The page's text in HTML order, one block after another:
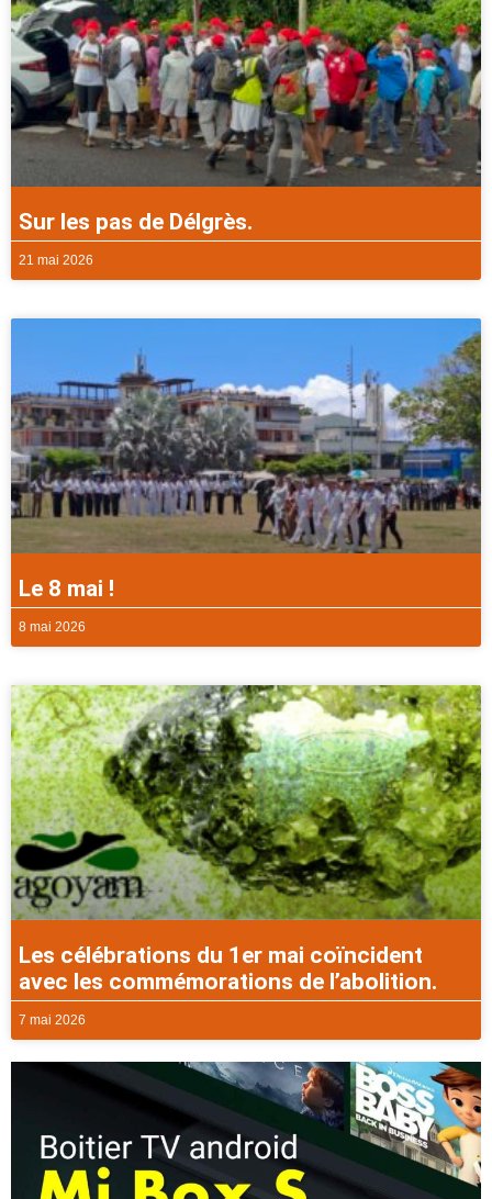
Sur les pas de Délgrès.
21 mai 2026
Le 8 mai !
8 mai 2026
Les célébrations du 1er mai coïncident
avec les commémorations de l’abolition.
7 mai 2026